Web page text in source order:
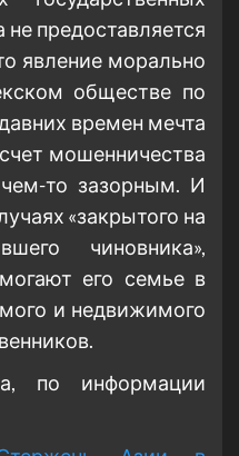
предоставляется
явление морально
обществе по
времен мечта
мошенничества
то зазорным. И
«закрытого на
чиновника»,
его семье в
и недвижимого
по информации